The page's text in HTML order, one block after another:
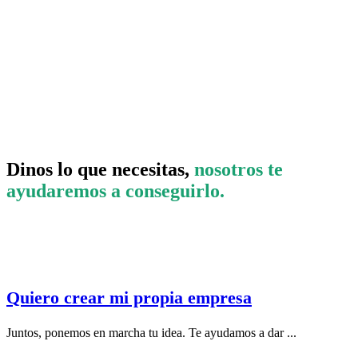
Dinos lo que necesitas, nosotros te
ayudaremos a conseguirlo.
Quiero crear mi propia empresa
Juntos, ponemos en marcha tu idea. Te ayudamos a dar ...